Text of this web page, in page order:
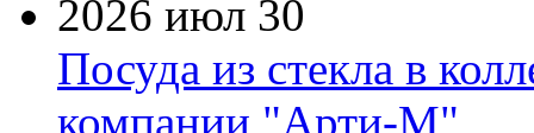
2026 июл 30
Посуда из стекла в
компании "Арти-М"